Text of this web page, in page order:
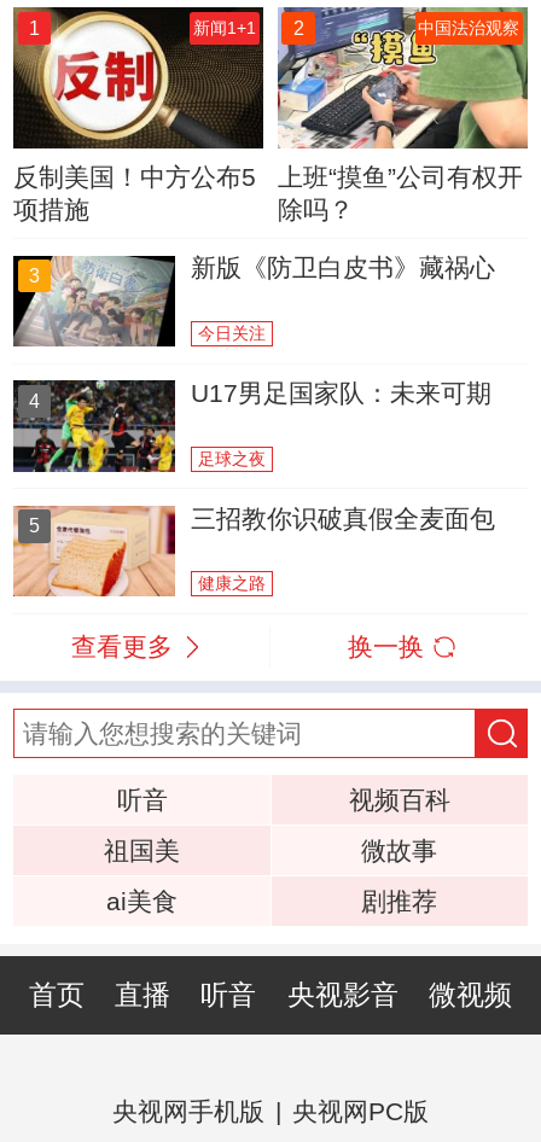
1 新闻1+1
反制美国！中方公布5
项措施
2 中国法治观察
上班“摸鱼”公司有权开
除吗？
3 新版《防卫白皮书》藏祸心
今日关注
4 U17男足国家队：未来可期
足球之夜
5 三招教你识破真假全麦面包
健康之路
查看更多 换一换
听音
视频百科
祖国美
微故事
ai美食
剧推荐
首页 直播 听音 央视影音 微视频
央视网手机版 | 央视网PC版